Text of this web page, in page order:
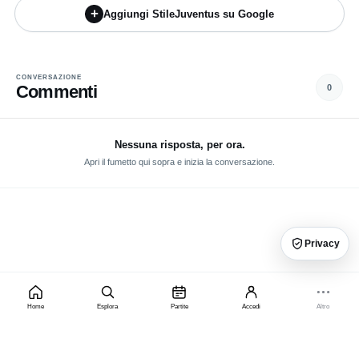
+ Aggiungi StileJuventus su Google
CONVERSAZIONE
Commenti 0
Nessuna risposta, per ora.
Apri il fumetto qui sopra e inizia la conversazione.
Home Esplora Partite Accedi Altro
Privacy